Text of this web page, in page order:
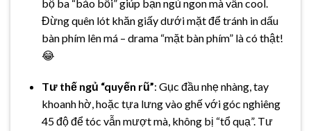
bộ ba “bảo bối” giúp bạn ngủ ngon mà vẫn cool.
Đừng quên lót khăn giấy dưới mặt để tránh in dấu
bàn phím lên má – drama “mặt bàn phím” là có thật!
😂
Tư thế ngủ “quyến rũ”: Gục đầu nhẹ nhàng, tay
khoanh hờ, hoặc tựa lưng vào ghế với góc nghiêng
45 độ để tóc vẫn mượt mà, không bị “tổ quạ”. Tư